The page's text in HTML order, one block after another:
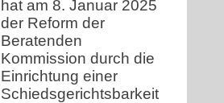
hat am 8. Januar 2025
der Reform der
Beratenden
Kommission durch die
Einrichtung einer
Schiedsgerichtsbarkeit